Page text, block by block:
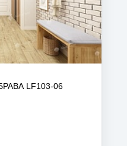
LF103-06